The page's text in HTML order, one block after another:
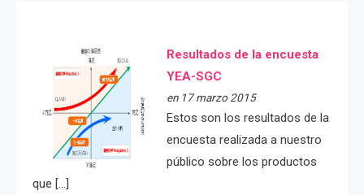
Resultados de la encuesta
YEA-SGC
en 17 marzo 2015
Estos son los resultados de la
encuesta realizada a nuestro
público sobre los productos
que […]